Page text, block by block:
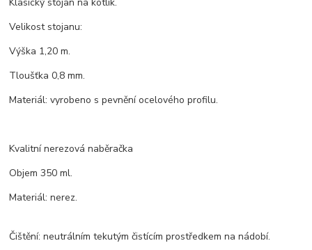
Velikost stojanu:
Výška 1,20 m.
Tloušťka 0,8 mm.
Materiál: vyrobeno s pevnění ocelového profilu.
Kvalitní nerezová naběračka
Objem 350 ml.
Materiál: nerez.
Čištění: neutrálním tekutým čistícím prostředkem na nádobí.